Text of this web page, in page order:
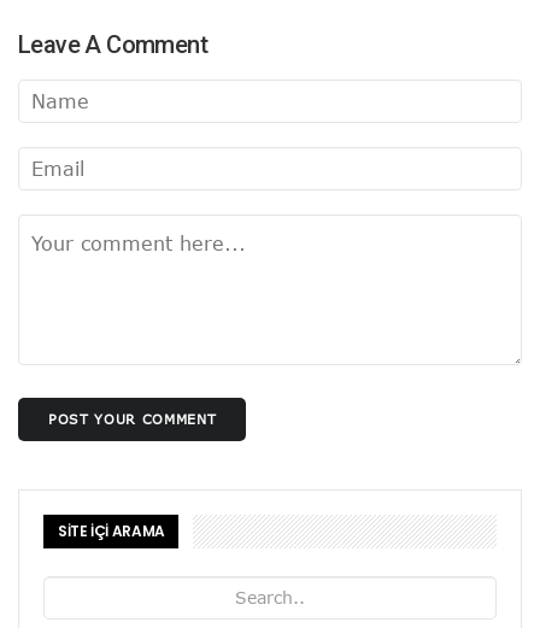
Leave A Comment
POST YOUR COMMENT
SİTE İÇİ ARAMA